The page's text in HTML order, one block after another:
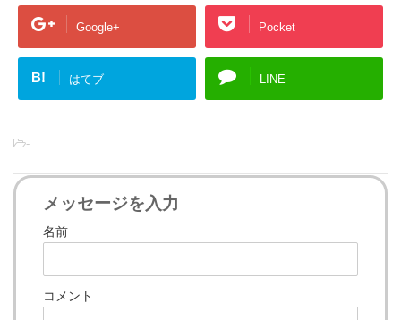
Google+ Pocket
B! はてブ LINE
-
メッセージを入力
名前
コメント